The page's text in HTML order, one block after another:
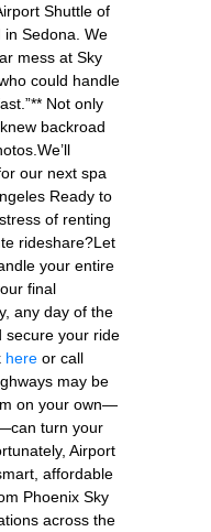
Shuttle of
in Sedona. We
mess at Sky
could handle
Not only
backroad
our next spa
Ready to
of renting
rideshare?Let
your entire
final
any day of the
secure your ride
here or call
may be
on your own—
turn your
Airport
affordable
Phoenix Sky
across the